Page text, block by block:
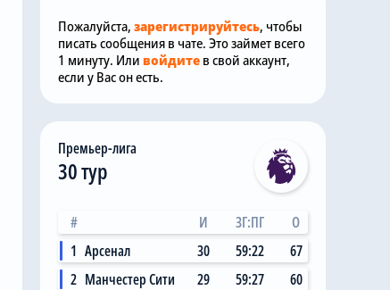
Пожалуйста, зарегистрируйтесь, чтобы
писать сообщения в чате. Это займет всего
1 минуту. Или войдите в свой аккаунт,
если у Вас он есть.
Премьер-лига
30 тур
# И ЗГ:ПГ
О
1 Арсенал 30 59:22
67
2 Манчестер Сити 29 59:27
60